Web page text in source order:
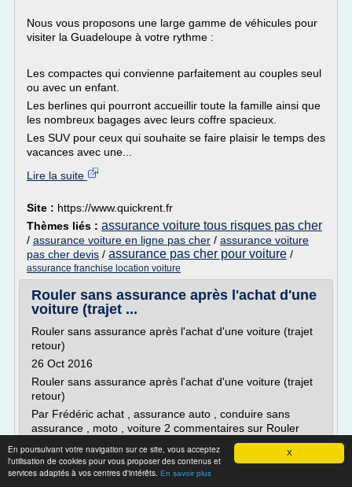
X
En poursuivant votre navigation sur ce site, vous acceptez
l'utilisation de cookies pour vous proposer des contenus et
services adaptés à vos centres d'intérêts. En savoir plus
Nous vous proposons une large gamme de véhicules pour
visiter la Guadeloupe à votre rythme :
Les compactes qui convienne parfaitement au couples seul
ou avec un enfant.
Les berlines qui pourront accueillir toute la famille ainsi que
les nombreux bagages avec leurs coffre spacieux.
Les SUV pour ceux qui souhaite se faire plaisir le temps des
vacances avec une...
Lire la suite
Site : https://www.quickrent.fr
Thèmes liés : assurance voiture tous risques pas cher
/ assurance voiture en ligne pas cher / assurance voiture
pas cher devis / assurance pas cher pour voiture /
assurance franchise location voiture
Rouler sans assurance après l'achat d'une
voiture (trajet ...
Rouler sans assurance après l'achat d'une voiture (trajet
retour)
26 Oct 2016
Rouler sans assurance après l'achat d'une voiture (trajet
retour)
Par Frédéric achat , assurance auto , conduire sans
assurance , moto , voiture 2 commentaires sur Rouler
sans assurance après l'achat d'une voiture (trajet retour)
Mis à jour le 21/01/2019.
Question récurrente en matière d' assurance auto au...